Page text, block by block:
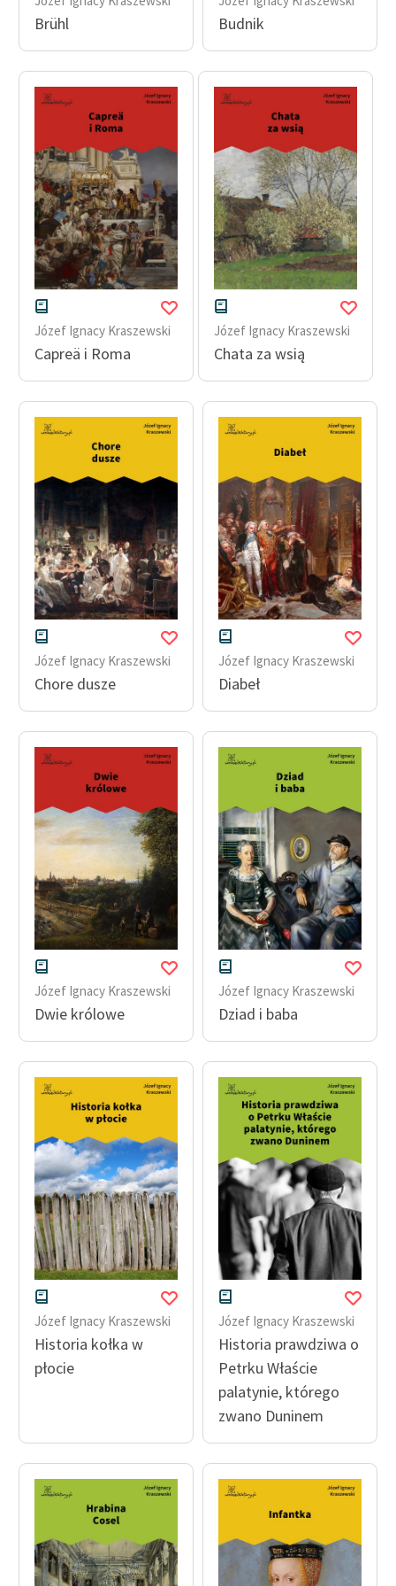
Ręce pełne poezji
Kolekcje edukacyjne
twórców przechodzących
do domeny publicznej,
lektur szkolnych oraz
Starego Testamentu
Odkurzamy bohaterów
Szkoła Poezji Wolnych
Lektur
O nas
Kontakt
O projekcie
Zespół
Zasady wykorzystania
Wolnych Lektur
Logotypy
Materiały promocyjne
Polityka prywatności
Regulamin biblioteki
Dane fundacji i
sprawozdania finansowe
Regulamin darowizn
wrażliwych
Deklaracja dostępności
Brühl Budnik
Józef Ignacy Kraszewski
Capreä i Roma
Józef Ignacy Kraszewski
Chata za wsią
Józef Ignacy Kraszewski
Chore dusze
Józef Ignacy Kraszewski
Diabeł
Józef Ignacy Kraszewski
Dwie królowe
Józef Ignacy Kraszewski
Dziad i baba
Józef Ignacy Kraszewski
Historia kołka w
płocie
Józef Ignacy Kraszewski
Historia prawdziwa o
Petrku Właście
palatynie, którego
zwano Duninem